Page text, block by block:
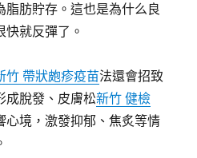
肪貯存。這也是為什么良
就反彈了。
竹 帶狀皰疹疫苗法還會招致
成脫發、皮膚松新竹 健檢
心境，激發抑郁、焦炙等情